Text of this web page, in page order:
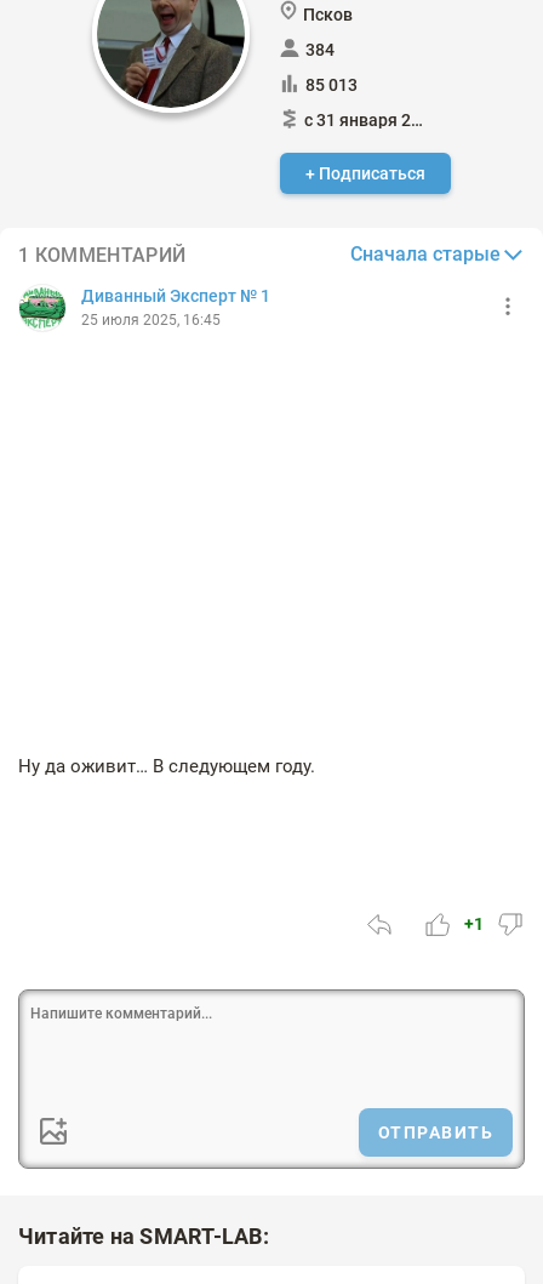
Псков
384
85 013
с 31 января 2015
+ Подписаться
1 КОММЕНТАРИЙ Сначала старые
Диванный Эксперт № 1
25 июля 2025, 16:45
Ну да оживит… В следующем году.
+1
ОТПРАВИТЬ
Читайте на SMART-LAB: